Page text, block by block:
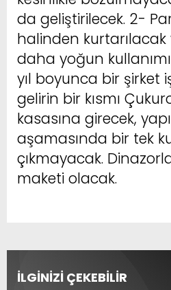
da geliştirilecek. 2-
halinden kurtarılacak
daha yoğun
yıl boyunca bir şirket
gelirin bir kısmı
kasasına girecek,
aşamasında bir tek
çıkmayacak.
maketi olacak.
İLGİNİZİ ÇEKEBİLİR